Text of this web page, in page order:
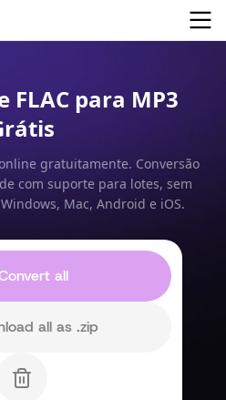
FLAC para MP3
gratuitamente. Conversão
com suporte para lotes, sem
Mac, Android e iOS.